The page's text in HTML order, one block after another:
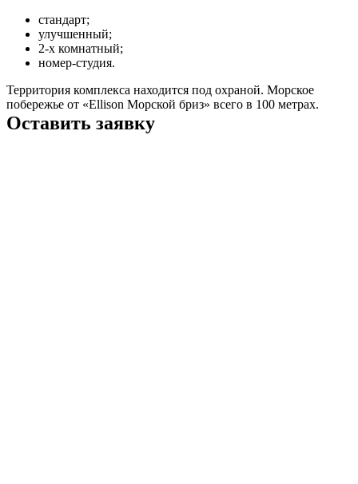
стандарт;
улучшенный;
2-х комнатный;
номер-студия.
Территория комплекса находится под охраной. Морское
побережье от «Ellison Mорской бриз» всего в 100 метрах.
Оставить заявку